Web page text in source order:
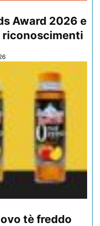
Award 2026 e
riconoscimenti
tè freddo